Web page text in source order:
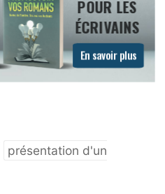
présentation d'un